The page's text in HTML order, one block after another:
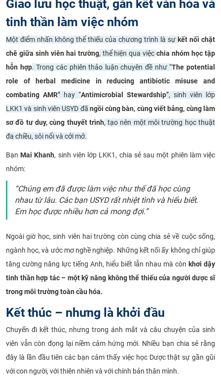
Giao lưu học thuật, gắn kết văn hóa và
tinh thần làm việc nhóm
Một điểm nhấn không thể thiếu của chương trình là sự kết nối chặt
chẽ giữa sinh viên hai trường, thể hiện qua việcchia nhóm học tập
hỗn hợp. Trong các phiên thảo luận chuyên đề như “The potential
role of herbal medicine in reducing antibiotic misuse and
combating AMR” hay “Antimicrobial Stewardship”, sinh viên lớp
LKK1 và sinh viên USYD đã ngồi cùng bàn, cùng viết bảng, cùng làm
sơ đồ tư duy, cùng thuyết trình, tạo nên một môi trường học thuật
đa chiều, sôi nổi và cởi mở.
Bạn Mai Khanh, sinh viên lớp LKK1, chia sẻ sau một phiên làm việc
nhóm:
“Chúng em đã được làm việc như thể đã học cùng
nhau từ lâu. Các bạn USYD rất nhiệt tình và hiểu biết.
Em học được nhiều hơn cả mong đợi.”
Ngoài giờ học, sinh viên hai trường còn cùng chia sẻ về cuộc sống,
ngành học, và ước mơ nghề nghiệp. Những kết nối ấy không chỉ giúp
tăng cường năng lực tiếng Anh, hiểu biết lẫn nhau mà còn khơi dậy
tinh thần hợp tác – một kỹ năng không thể thiếu của người dược sĩ
trong môi trường toàn cầu hóa.
Kết thúc – nhưng là khởi đầu
Chuyến đi kết thúc, nhưng trong ánh mắt và câu chuyện của sinh
viên vẫn còn đọng lại niềm cảm hứng mới. Nhiều bạn chia sẻ rằng
đây là lần đầu tiên các bạn cảm thấy việc học Dược thật sự gần gũi
với con người, với thiên nhiên và với chính bản thân mình.